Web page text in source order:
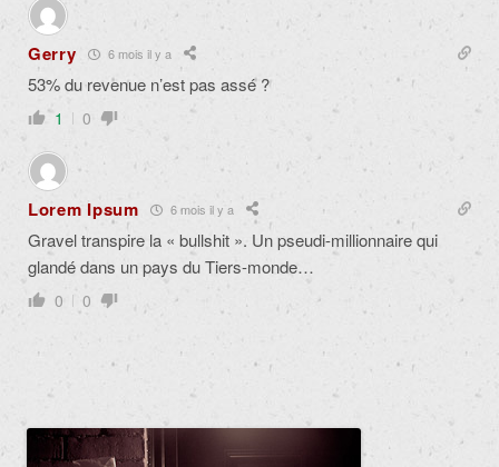
Gerry 6 mois il y a
53% du revenue n’est pas assé ?
1 0
Lorem Ipsum 6 mois il y a
Gravel transpire la « bullshit ». Un pseudi-millionnaire qui
glandé dans un pays du Tiers-monde…
0 0